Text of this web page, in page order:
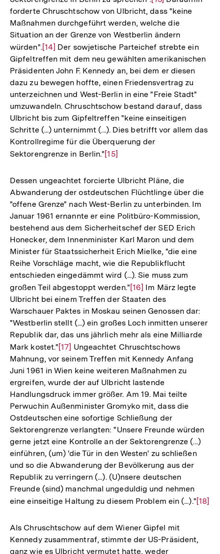
Auflösung
der
Fußnote
forderte Chruschtschow von Ulbricht, dass "keine
Maßnahmen durchgeführt werden, welche die
Situation an der Grenze von Westberlin ändern
würden".Zur
Auflösung
der
Fußnote
[14] Der sowjetische Parteichef strebte ein
Gipfeltreffen mit dem neu gewählten amerikanischen
Präsidenten John F. Kennedy an, bei dem er diesen
dazu zu bewegen hoffte, einen Friedensvertrag zu
unterzeichnen und West-Berlin in eine "Freie Stadt"
umzuwandeln. Chruschtschow bestand darauf, dass
Ulbricht bis zum Gipfeltreffen "keine einseitigen
Schritte (...) unternimmt (...). Dies betrifft vor allem das
Kontrollregime für die Überquerung der
Sektorengrenze in Berlin."Zur
der
Fußnote
[15]
Dessen ungeachtet forcierte Ulbricht Pläne, die
Abwanderung der ostdeutschen Flüchtlinge über die
"offene Grenze" nach West-Berlin zu unterbinden. Im
Januar 1961 ernannte er eine Politbüro-Kommission,
bestehend aus dem Sicherheitschef der SED Erich
Honecker, dem Innenminister Karl Maron und dem
Minister für Staatssicherheit Erich Mielke, "die eine
Reihe Vorschläge macht, wie die Republikflucht
entschieden eingedämmt wird (...). Sie muss zum
großen Teil abgestoppt werden."Zur
Auflösung
der
Fußnote
[16] Im März legte
Ulbricht bei einem Treffen der Staaten des
Warschauer Paktes in Moskau seinen Genossen dar:
"Westberlin stellt (...) ein großes Loch inmitten unserer
Republik dar, das uns jährlich mehr als eine Milliarde
Mark kostet."Zur
Auflösung
der
Fußnote
[17] Ungeachtet Chruschtschows
Mahnung, vor seinem Treffen mit Kennedy Anfang
Juni 1961 in Wien keine weiteren Maßnahmen zu
ergreifen, wurde der auf Ulbricht lastende
Handlungsdruck immer größer. Am 19. Mai teilte
Perwuchin Außenminister Gromyko mit, dass die
Ostdeutschen eine sofortige Schließung der
Sektorengrenze verlangten: "Unsere Freunde würden
gerne jetzt eine Kontrolle an der Sektorengrenze (...)
einführen, (um) 'die Tür in den Westen' zu schließen
und so die Abwanderung der Bevölkerung aus der
Republik zu verringern (...). (U)nsere deutschen
Freunde (sind) manchmal ungeduldig und nehmen
eine einseitige Haltung zu diesem Problem ein (...)."Zur
[18]
Als Chruschtschow auf dem Wiener Gipfel mit
Kennedy zusammentraf, stimmte der US-Präsident,
ganz wie es Ulbricht vermutet hatte, weder